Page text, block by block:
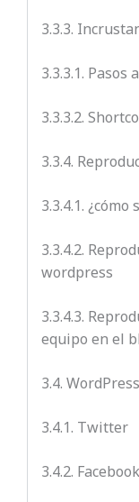
3.3.3.
3.3.3.1. Pasos
3.3.3.2.
3.3.4.
3.3.4.1.
3.3.4.2.
wordpress
3.3.4.3.
equipo en el
3.4.
3.4.1. Twitter
3.4.2. Facebook